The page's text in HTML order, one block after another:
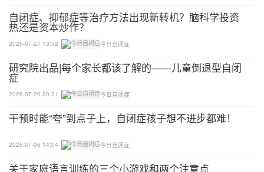
自闭症、抑郁症等治疗方法出现新转机？脑科学投资
热还是资本炒作？
2026-07-27 13:32 今日自闭症
研究院出品|每个家长都该了解的——儿童倒退型自闭
症
2026-07-20 20:21 今日自闭症
干预时能“夸”到点子上，自闭症孩子想不进步都难！
2026-07-06 14:04 今日自闭症
关于家庭语言训练的三个小游戏和两个注意点